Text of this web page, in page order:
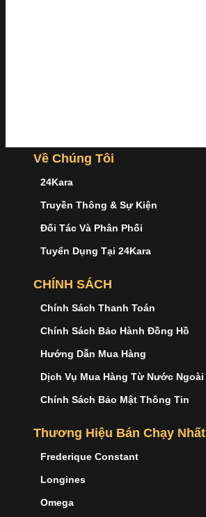
Về Chúng Tôi
24Kara
Truyền Thông & Sự Kiện
Đối Tác Và Phân Phối
Tuyển Dụng Tại 24Kara
CHÍNH SÁCH
Chính Sách Thanh Toán
Chính Sách Bảo Hành Đồng Hồ
Hướng Dẫn Mua Hàng
Dịch Vụ Mua Hàng Từ Nước Ngoài
Chính Sách Bảo Mật Thông Tin
Thương Hiệu Bán Chạy Nhất
Frederique Constant
Longines
Omega